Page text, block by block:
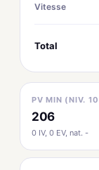
Vitesse
Total
PV MIN (NIV.
206
0 IV, 0 EV, nat. -